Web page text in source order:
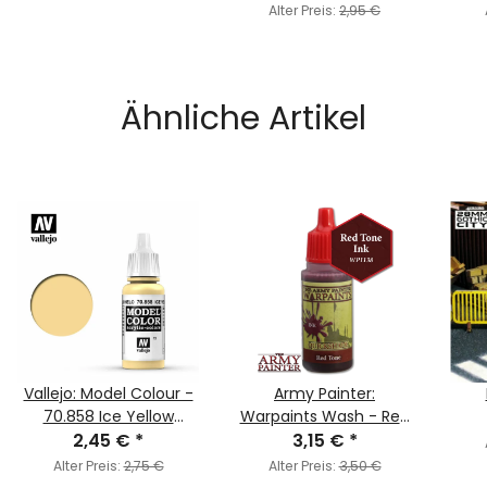
Alter Preis: 2,95 €
Ähnliche Artikel
Vallejo: Model Colour -
70.858 Ice Yellow
(MC013)
2,45 € *
Alter Preis:2,75 €
Army Painter:
Warpaints Wash - Red
Tone Ink
3,15 € *
Alter Preis:3,50 €